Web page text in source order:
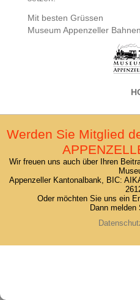
Mit besten Grüssen
Museum Appenzeller Bahnen
Werden Sie Mitglied
Wir freuen uns auch über Ihren
Appenzeller Kantonalbank, BIC:
Oder möchten Sie uns ein
Dann melden